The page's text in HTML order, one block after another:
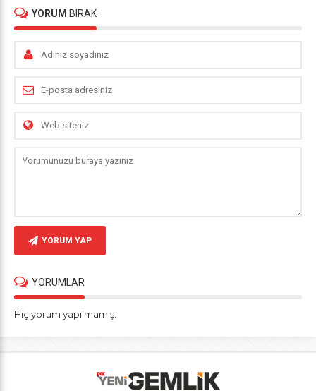
YORUM BIRAK
YORUM YAP
YORUMLAR
Hiç yorum yapılmamış.